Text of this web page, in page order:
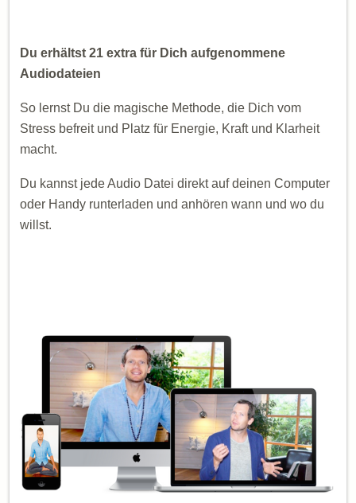
Du erhältst 21 extra für Dich aufgenommene
Audiodateien
So lernst Du die magische Methode, die Dich vom
Stress befreit und Platz für Energie, Kraft und Klarheit
macht.
Du kannst jede Audio Datei direkt auf deinen Computer
oder Handy runterladen und anhören wann und wo du
willst.